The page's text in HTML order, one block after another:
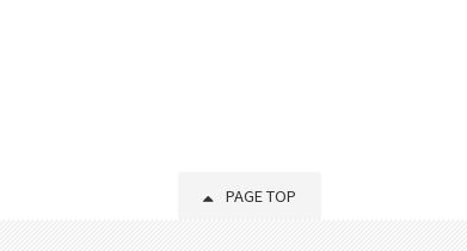
PAGE TOP